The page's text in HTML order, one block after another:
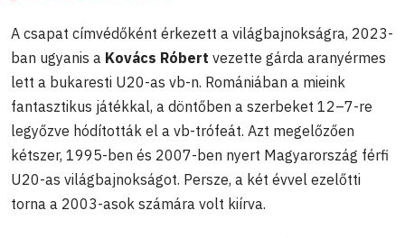
A csapat címvédőként érkezett a világbajnokságra, 2023-
ban ugyanis a Kovács Róbert vezette gárda aranyérmes
lett a bukaresti U20-as vb-n. Romániában a mieink
fantasztikus játékkal, a döntőben a szerbeket 12–7-re
legyőzve hódították el a vb-trófeát. Azt megelőzően
kétszer, 1995-ben és 2007-ben nyert Magyarország férfi
U20-as világbajnokságot. Persze, a két évvel ezelőtti
torna a 2003-asok számára volt kiírva.